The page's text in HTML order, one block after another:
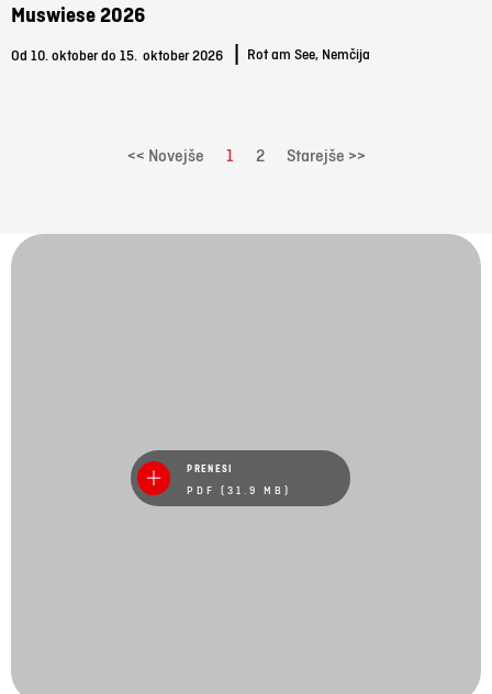
Muswiese 2026
Od 10. oktober do 15. oktober 2026 Rot am See, Nemčija
<< Novejše 1 2 Starejše >>
PRENESI
PDF (31.9 MB)